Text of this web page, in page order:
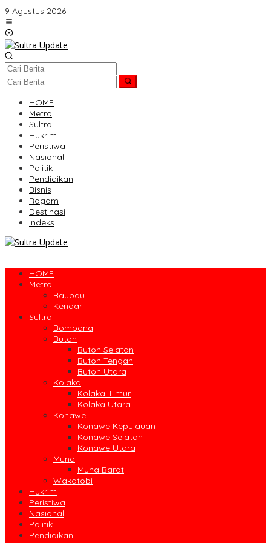
Lewati
ke
konten
9 Agustus 2026
HOME
Metro
Sultra
Hukrim
Peristiwa
Nasional
Politik
Pendidikan
Bisnis
Ragam
Destinasi
Indeks
HOME
Metro
Baubau
Kendari
Sultra
Bombana
Buton
Buton Selatan
Buton Tengah
Buton Utara
Kolaka
Kolaka Timur
Kolaka Utara
Konawe
Konawe Kepulauan
Konawe Selatan
Konawe Utara
Muna
Muna Barat
Wakatobi
Hukrim
Peristiwa
Nasional
Politik
Pendidikan